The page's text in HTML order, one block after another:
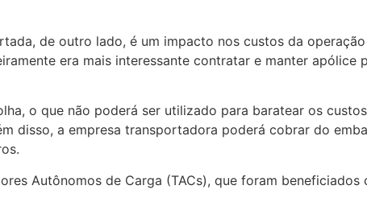
de outro lado, é um impacto nos custos da
era mais interessante contratar e manter
o que não poderá ser utilizado para baratear os
disso, a empresa transportadora poderá cobrar do
Autônomos de Carga (TACs), que foram